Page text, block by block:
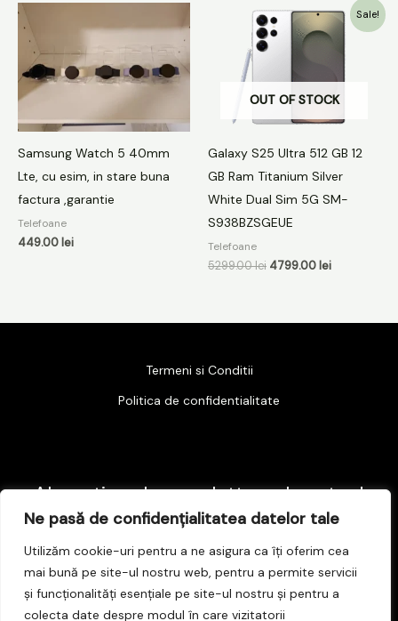
Ne pasă de confidențialitatea datelor tale
Utilizăm cookie-uri pentru a ne asigura ca îți oferim cea
mai bună pe site-ul nostru web, pentru a permite servicii
și funcționalități esențiale pe site-ul nostru și pentru a
colecta date despre modul în care vizitatorii
Samsung Watch 5 40mm
Lte, cu esim, in stare buna
factura ,garantie
Telefoane
449.00lei
Sale!
OUT OF STOCK
Galaxy S25 Ultra 512 GB 12
GB Ram Titanium Silver
White Dual Sim 5G SM-
S938BZSGEUE
Telefoane
5299.00lei
Prețul
inițial
a
4799.00lei
Prețul
curent
este:
Termeni si Conditii
Politica de confidentialitate
Abonati-va la newsletter-ul nostru !
E
m
a
Subscribe